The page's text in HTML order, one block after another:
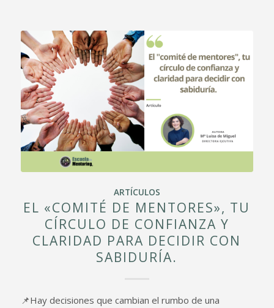
ARTÍCULOS
EL «COMITÉ DE MENTORES», TU
CÍRCULO DE CONFIANZA Y
CLARIDAD PARA DECIDIR CON
SABIDURÍA.
📌Hay decisiones que cambian el rumbo de una